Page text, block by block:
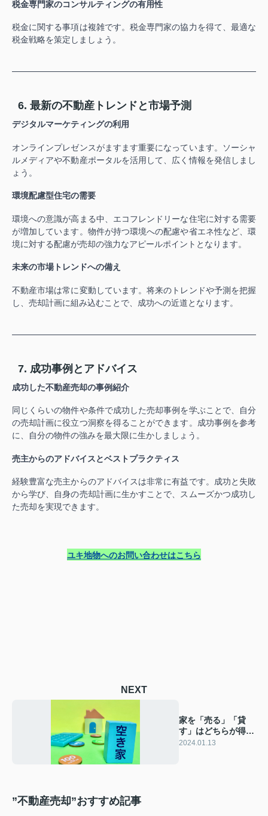
税金専門家のコンサルティングの有用性
税金に関する事項は複雑です。税金専門家の協力を得て、最適な
税金戦略を策定しましょう。
6. 最新の不動産トレンドと市場予測
デジタルマーケティングの利用
オンラインプレゼンスがますます重要になっています。ソーシャ
ルメディアや不動産ポータルを活用して、広く情報を発信しまし
ょう。
環境配慮型住宅の需要
環境への意識が高まる中、エコフレンドリーな住宅に対する需要
が増加しています。物件が持つ環境への配慮や省エネ性など、環
境に対する配慮が売却の強力なアピールポイントとなります。
未来の市場トレンドへの備え
不動産市場は常に変動しています。将来のトレンドや予測を把握
し、売却計画に組み込むことで、成功への近道となります。
7. 成功事例とアドバイス
成功した不動産売却の事例紹介
同じくらいの物件や条件で成功した売却事例を学ぶことで、自分
の売却計画に役立つ洞察を得ることができます。成功事例を参考
に、自分の物件の強みを最大限に生かしましょう。
売主からのアドバイスとベストプラクティス
経験豊富な売主からのアドバイスは非常に有益です。成功と失敗
から学び、自身の売却計画に生かすことで、スムーズかつ成功し
た売却を実現できます。
ユキ地物へのお問い合わせはこちら
NEXT
家を「売る」「貸
す」はどちらが得？
メリット・デメリッ
2024.01.13
”不動産売却”おすすめ記事